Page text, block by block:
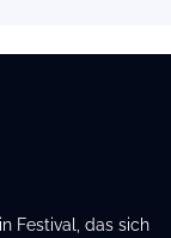
Festival, das sich